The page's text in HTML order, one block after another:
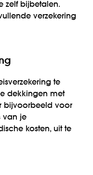
zelf bijbetalen.
verzekering
te
dekkingen met
bijvoorbeeld voor
van je
kosten, uit te